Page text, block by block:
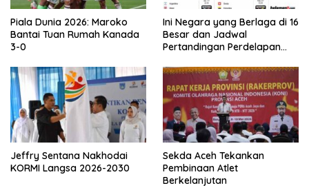
Piala Dunia 2026: Maroko
Bantai Tuan Rumah Kanada
3-0
Ini Negara yang Berlaga di 16
Besar dan Jadwal
Pertandingan Perdelapan
Jeffry Sentana Nakhodai
KORMI Langsa 2026-2030
Sekda Aceh Tekankan
Pembinaan Atlet
Berkelanjutan